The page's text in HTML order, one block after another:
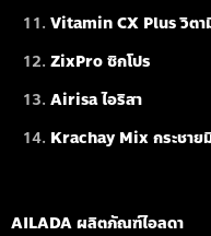
Vitamin CX Plus วิต
ZixPro ซิกโปร
Airisa ไอริสา
Krachay Mix กระชาย
AILADA ผลิตภัณฑ์ไอลดา